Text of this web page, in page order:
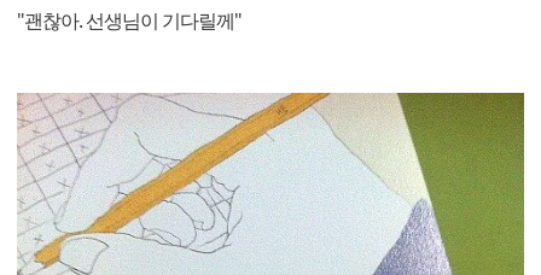
"괜찮아. 선생님이 기다릴께"